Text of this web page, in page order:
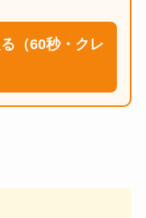
（60秒・クレ